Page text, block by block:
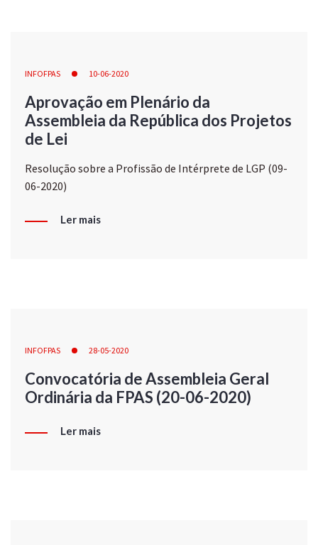
INFOFPAS 10-06-2020
Aprovação em Plenário da
Assembleia da República dos Projetos
de Lei
Resolução sobre a Profissão de Intérprete de LGP (09-
06-2020)
Ler mais
INFOFPAS 28-05-2020
Convocatória de Assembleia Geral
Ordinária da FPAS (20-06-2020)
Ler mais